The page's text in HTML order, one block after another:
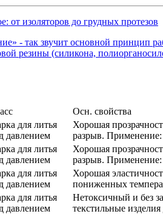
от изоляторов до грудных протезов
- так звучит основной принцип
резины (силикона,
Осн. свойства
для литья
давлением
Хорошая
разрыв.
для литья
давлением
Хорошая
разрыв.
для литья
давлением
Хорошая
пониженных
для литья
давлением
Нетоксичный и без
текстильные